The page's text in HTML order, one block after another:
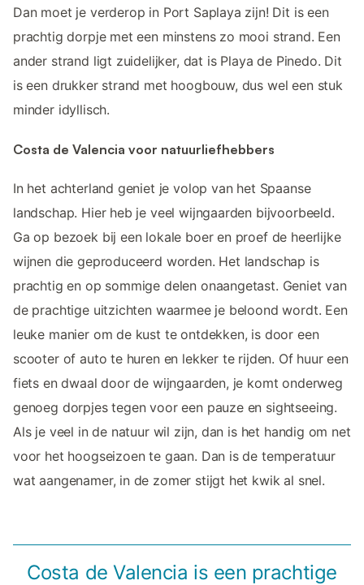
Dan moet je verderop in Port Saplaya zijn! Dit is een
prachtig dorpje met een minstens zo mooi strand. Een
ander strand ligt zuidelijker, dat is Playa de Pinedo. Dit
is een drukker strand met hoogbouw, dus wel een stuk
minder idyllisch.
Costa de Valencia voor natuurliefhebbers
In het achterland geniet je volop van het Spaanse
landschap. Hier heb je veel wijngaarden bijvoorbeeld.
Ga op bezoek bij een lokale boer en proef de heerlijke
wijnen die geproduceerd worden. Het landschap is
prachtig en op sommige delen onaangetast. Geniet van
de prachtige uitzichten waarmee je beloond wordt. Een
leuke manier om de kust te ontdekken, is door een
scooter of auto te huren en lekker te rijden. Of huur een
fiets en dwaal door de wijngaarden, je komt onderweg
genoeg dorpjes tegen voor een pauze en sightseeing.
Als je veel in de natuur wil zijn, dan is het handig om net
voor het hoogseizoen te gaan. Dan is de temperatuur
wat aangenamer, in de zomer stijgt het kwik al snel.
Costa de Valencia is een prachtige